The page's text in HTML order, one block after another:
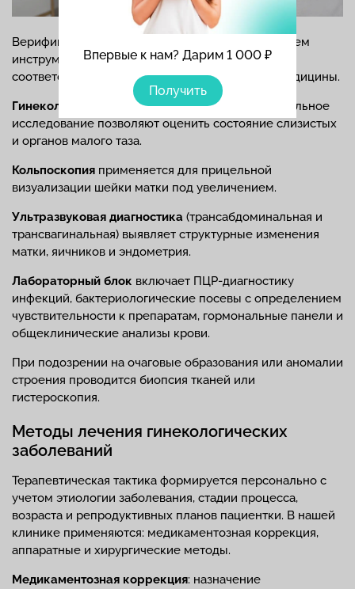
Впервые к нам? Дарим 1 000 ₽
Получить
Верификация диагноза проводится с применением
инструментальных и лабораторных методов,
соответствующих стандартам доказательной медицины.
Гинекологический осмотрв зеркалах и бимануальное
исследование позволяют оценить состояние слизистых
и органов малого таза.
Кольпоскопия применяется для прицельной
визуализации шейки матки под увеличением.
Ультразвуковая диагностика (трансабдоминальная и
трансвагинальная) выявляет структурные изменения
матки, яичников и эндометрия.
Лабораторный блок включает ПЦР-диагностику
инфекций, бактериологические посевы с определением
чувствительности к препаратам, гормональные панели и
общеклинические анализы крови.
При подозрении на очаговые образования или аномалии
строения проводится биопсия тканей или
гистероскопия.
Методы лечения гинекологических
заболеваний
Терапевтическая тактика формируется персонально с
учетом этиологии заболевания, стадии процесса,
возраста и репродуктивных планов пациентки. В нашей
клинике применяются: медикаментозная коррекция,
аппаратные и хирургические методы.
Медикаментозная коррекция: назначение